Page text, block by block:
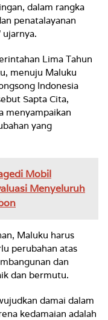
dalam rangka
penatalayanan
ujarnya.
Lima Tahun
menuju Maluku
Indonesia
Sapta Cita,
menyampaikan
yang
Mobil
Menyeluruh
Maluku harus
perubahan atas
dan
dan bermutu.
damai dalam
kedamaian adalah